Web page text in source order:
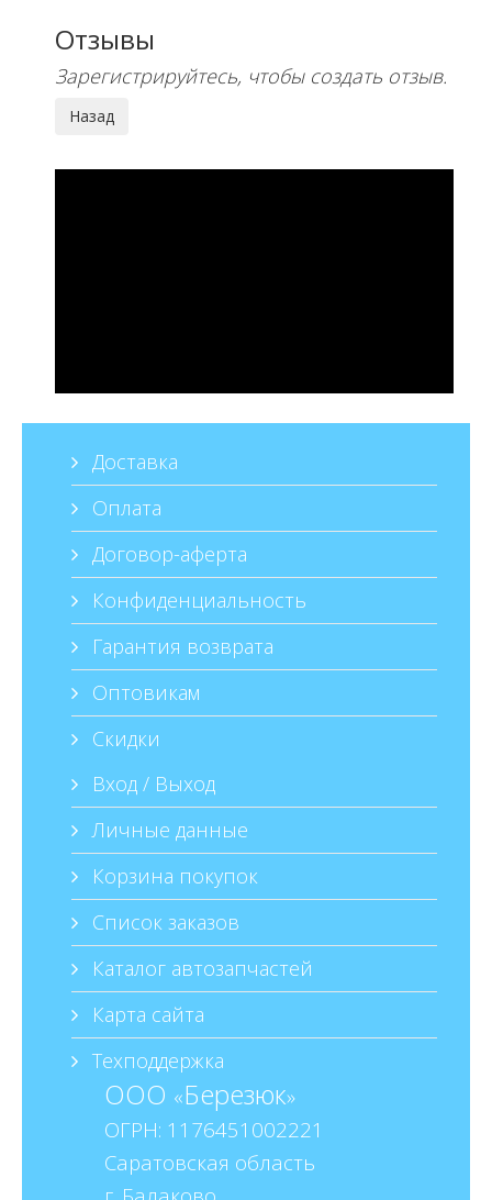
Отзывы
Зарегистрируйтесь, чтобы создать отзыв.
Доставка
Оплата
Договор-аферта
Конфиденциальность
Гарантия возврата
Оптовикам
Скидки
Вход / Выход
Личные данные
Корзина покупок
Список заказов
Каталог автозапчастей
Карта сайта
Техподдержка
ООО «Березюк»
ОГРН: 1176451002221
Саратовская область